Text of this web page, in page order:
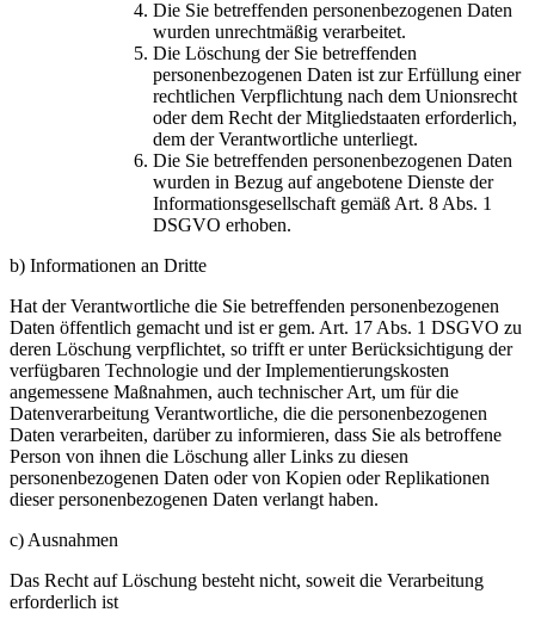
Die Sie betreffenden personenbezogenen Daten
wurden unrechtmäßig verarbeitet.
Die Löschung der Sie betreffenden
personenbezogenen Daten ist zur Erfüllung einer
rechtlichen Verpflichtung nach dem Unionsrecht
oder dem Recht der Mitgliedstaaten erforderlich,
dem der Verantwortliche unterliegt.
Die Sie betreffenden personenbezogenen Daten
wurden in Bezug auf angebotene Dienste der
Informationsgesellschaft gemäß Art. 8 Abs. 1
DSGVO erhoben.
b) Informationen an Dritte
Hat der Verantwortliche die Sie betreffenden personenbezogenen
Daten öffentlich gemacht und ist er gem. Art. 17 Abs. 1 DSGVO zu
deren Löschung verpflichtet, so trifft er unter Berücksichtigung der
verfügbaren Technologie und der Implementierungskosten
angemessene Maßnahmen, auch technischer Art, um für die
Datenverarbeitung Verantwortliche, die die personenbezogenen
Daten verarbeiten, darüber zu informieren, dass Sie als betroffene
Person von ihnen die Löschung aller Links zu diesen
personenbezogenen Daten oder von Kopien oder Replikationen
dieser personenbezogenen Daten verlangt haben.
c) Ausnahmen
Das Recht auf Löschung besteht nicht, soweit die Verarbeitung
erforderlich ist